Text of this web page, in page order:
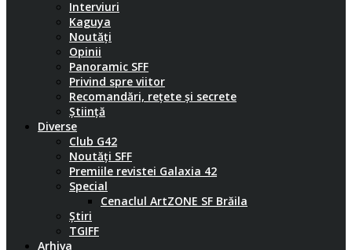
Interviuri
Kaguya
Noutăți
Opinii
Panoramic SFF
Privind spre viitor
Recomandări, rețete și secrete
Știință
Diverse
Club G42
Noutăți SFF
Premiile revistei Galaxia 42
Special
Cenaclul ArtZONE SF Brăila
Știri
TGIFF
Arhiva